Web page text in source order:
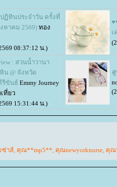
ทินประจำวัน ครั้งที่
หาคม 2569) ทอง
08:37:12 น.)
เ
: สวนน้ำวานา
น @ จังหวัด
รีขันธ์ Emmy Journey
ที่ยว
15:31:44 น.)
ชี
ซ่าส์, คุณ**mp5**, คุณnewyorknurse, คุณ